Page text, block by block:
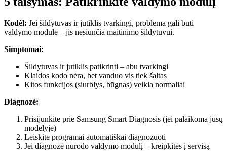
Kodėl: Jei šildytuvas ir jutiklis tvarkingi, problema gali būti
valdymo module – jis nesiunčia maitinimo šildytuvui.
Simptomai:
Šildytuvas ir jutiklis patikrinti – abu tvarkingi
Klaidos kodo nėra, bet vanduo vis tiek šaltas
Kitos funkcijos (siurblys, būgnas) veikia normaliai
Diagnozė:
Prisijunkite prie Samsung Smart Diagnosis (jei palaikoma jūsų
modelyje)
Leiskite programai automatiškai diagnozuoti
Jei diagnozė nurodo valdymo modulį – kreipkitės į servisą